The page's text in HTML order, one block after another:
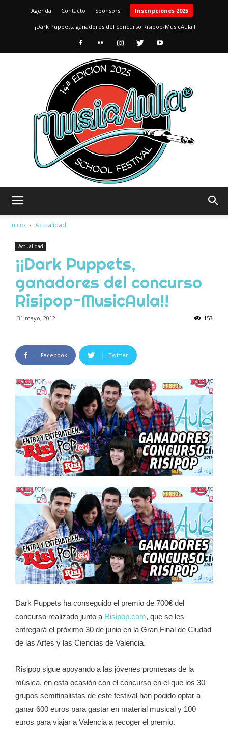
Agenda Contacto Sponsors Inscripciones 2025
¡¡Dark Puppets, ganadores del concurso Risipop-MusicAula!!
Inicio Actualidad
Actualidad
¡¡Dark Puppets,
ganadores del concurso
Risipop-MusicAula!!
31 mayo, 2012 153
Facebook Twitter
Dark Puppets ha conseguido el premio de 700€ del
concurso realizado junto a Risipop.com, que se les
entregará el próximo 30 de junio en la Gran Final de Ciudad
de las Artes y las Ciencias de Valencia.
Risipop sigue apoyando a las jóvenes promesas de la
música, en esta ocasión con el concurso en el que los 30
grupos semifinalistas de este festival han podido optar a
ganar 600 euros para gastar en material musical y 100
euros para viajar a Valencia a recoger el premio.